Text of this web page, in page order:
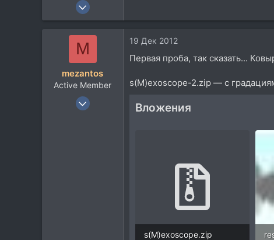
19 Авг 2011
M
mezantos
Active Member
26 Фев 2008
19 Дек 2012
Первая проба, так сказать...
s(M)exoscope-2.zip — с
Вложения
s(M)exoscope.zip